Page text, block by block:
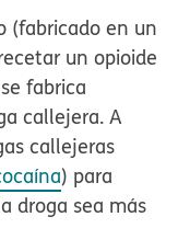
(fabricado en un
un opioide
fabrica
callejera. A
callejeras
) para
droga sea más